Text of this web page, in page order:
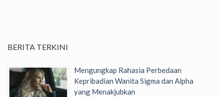
BERITA TERKINI
Mengungkap Rahasia Perbedaan
Kepribadian Wanita Sigma dan Alpha
yang Menakjubkan